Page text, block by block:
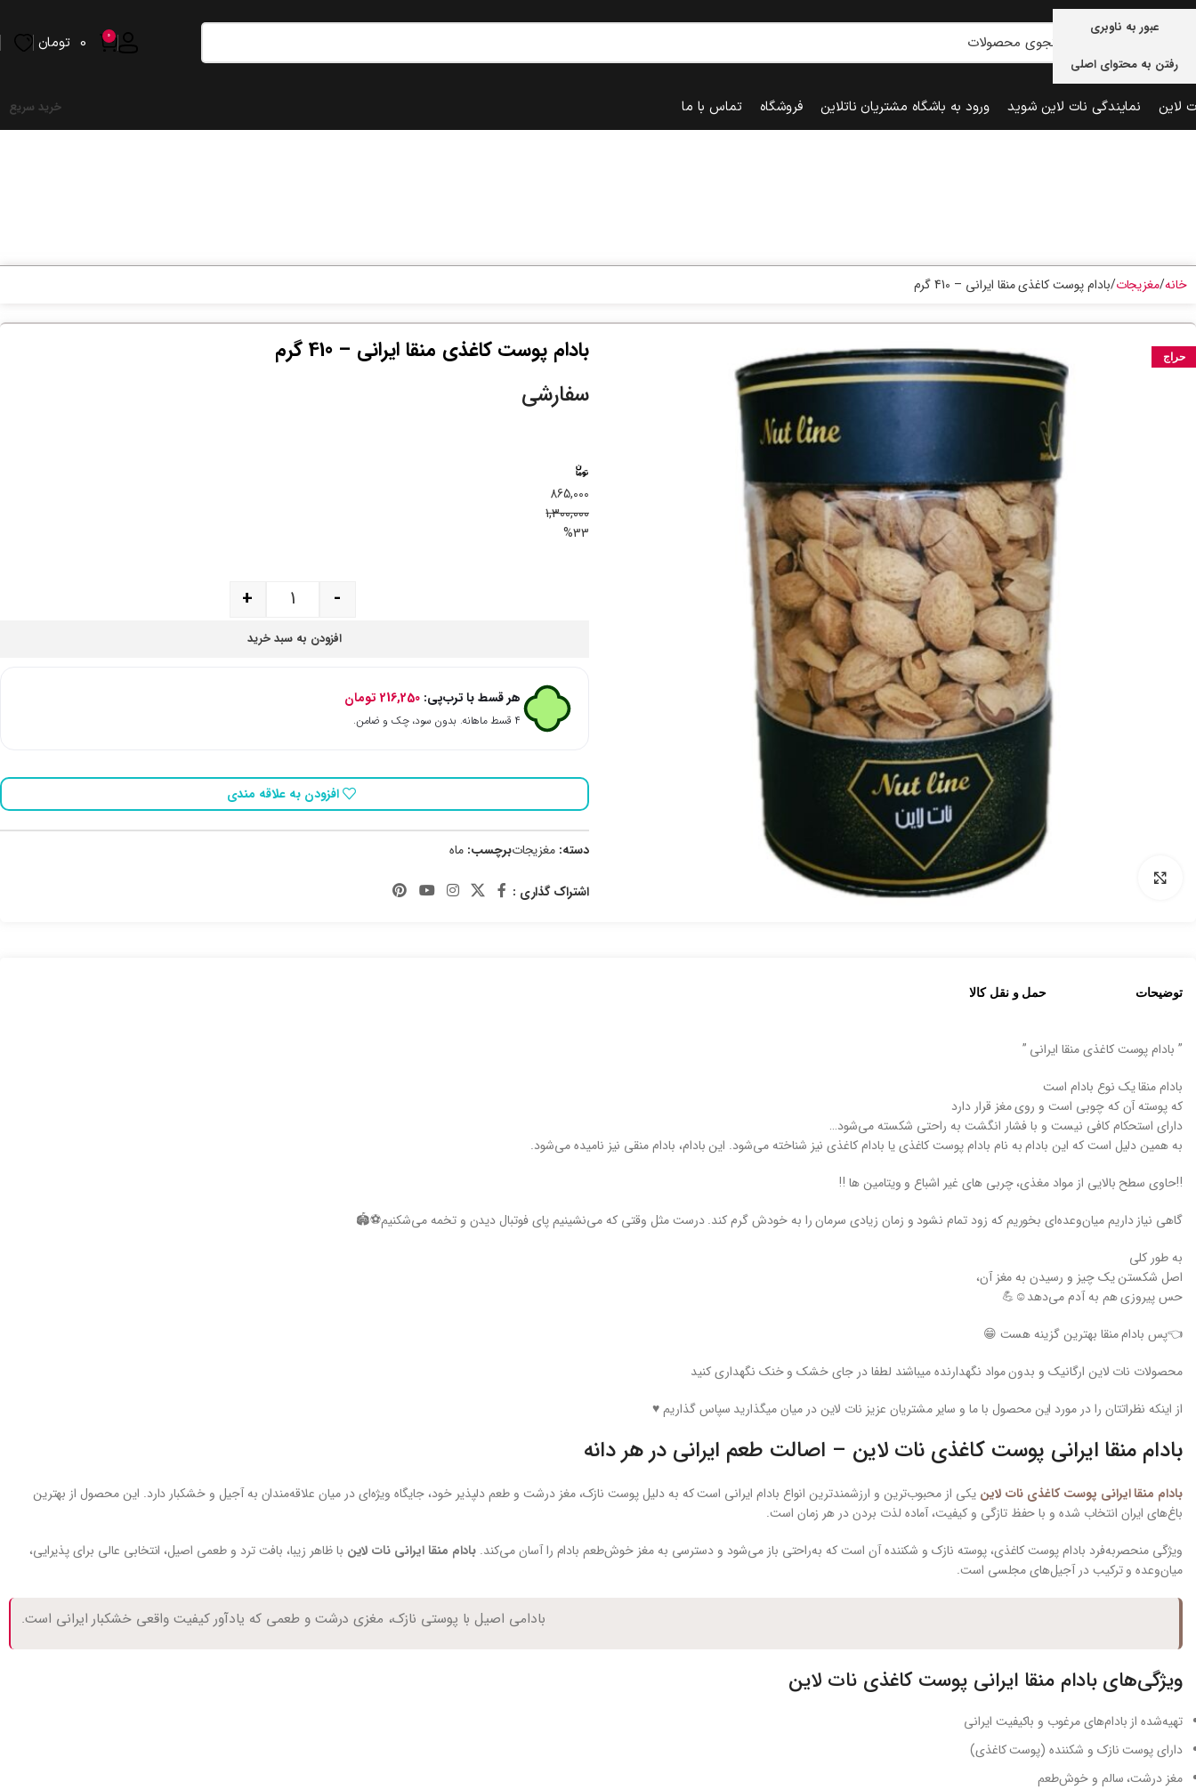
عبور به ناوبری
رفتن به محتوای اصلی
0
0 تومان
لاین نمایندگی نات لاین شوید ورود به باشگاه مشتریان ناتلاین فروشگاه تماس با ما خرید سریع
خانه مغزیجات بادام پوست کاغذی منقا ایرانی – 410 گرم
حراج بادام پوست کاغذی منقا ایرانی – 410 گرم
سفارشی
865,000
1,300,000
%33
-
+
افزودن به سبد خرید
هر قسط با ترب‌پی:216,250 تومان
۴ قسط ماهانه. بدون سود، چک و ضامن.
افزودن به علاقه مندی
دسته: مغزیجاتبرچسب: ماه
اشتراک گذاری :
توضیحات حمل و نقل کالا
” بادام پوست کاغذی منقا ایرانی ”
بادام منقا یک نوع بادام است
که پوسته آن که چوبی است و روی مغز قرار دارد
دارای استحکام کافی نیست و با فشار انگشت به راحتی شکسته می‌شود…
به همین دلیل است که این بادام به نام بادام پوست کاغذی یا بادام كاغذی نیز شناخته می‌شود. این بادام، بادام منقی نیز نامیده می‌شود.
‼️حاوی سطح بالایی از مواد مغذی، چربی های غیر اشباع و ویتامین ها ‼️
گاهی نیاز داریم میان‌وعده‌ای بخوریم که زود تمام نشود و زمان زیادی سرمان را به خودش گرم کند. درست مثل وقتی که می‌نشینیم پای فوتبال دیدن و تخمه می‌شکنیم⚽️🏟
به طور کلی
اصل شکستن یک چیز و رسیدن به مغز آن،
حس پیروزی هم به آدم می‌دهد☺️💪
👈پس بادام منقا بهترین گزینه هست 😁
محصولات نات لاین ارگانیک و بدون مواد نگهدارنده میباشند لطفا در جای خشک و خنک نگهداری کنید
از اینکه نظراتتان را در مورد این محصول با ما و سایر مشتریان عزیز نات لاین در میان میگذارید سپاس گذاریم ♥️
بادام منقا ایرانی پوست کاغذی نات لاین – اصالت طعم ایرانی در هر دانه
بادام منقا ایرانی پوست کاغذی نات لاین یکی از محبوب‌ترین و ارزشمندترین انواع بادام ایرانی است که به دلیل پوست نازک، مغز درشت و طعم دلپذیر خود، جایگاه ویژه‌ای در میان علاقه‌مندان به آجیل و خشکبار دارد. این محصول از بهترین
باغ‌های ایران انتخاب شده و با حفظ تازگی و کیفیت، آماده لذت بردن در هر زمان است.
ویژگی منحصربه‌فرد بادام پوست کاغذی، پوسته نازک و شکننده آن است که به‌راحتی باز می‌شود و دسترسی به مغز خوش‌طعم بادام را آسان می‌کند. بادام منقا ایرانی نات لاین با ظاهر زیبا، بافت ترد و طعمی اصیل، انتخابی عالی برای پذیرایی،
میان‌وعده و ترکیب در آجیل‌های مجلسی است.
بادامی اصیل با پوستی نازک، مغزی درشت و طعمی که یادآور کیفیت واقعی خشکبار ایرانی است.
ویژگی‌های بادام منقا ایرانی پوست کاغذی نات لاین
تهیه‌شده از بادام‌های مرغوب و باکیفیت ایرانی
دارای پوست نازک و شکننده (پوست کاغذی)
مغز درشت، سالم و خوش‌طعم